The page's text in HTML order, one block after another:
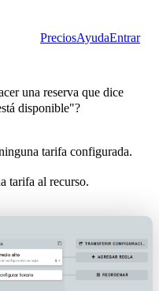
PreciosAyudaEntrar
una reserva que dice
disponible"?
tarifa configurada.
tarifa al recurso.